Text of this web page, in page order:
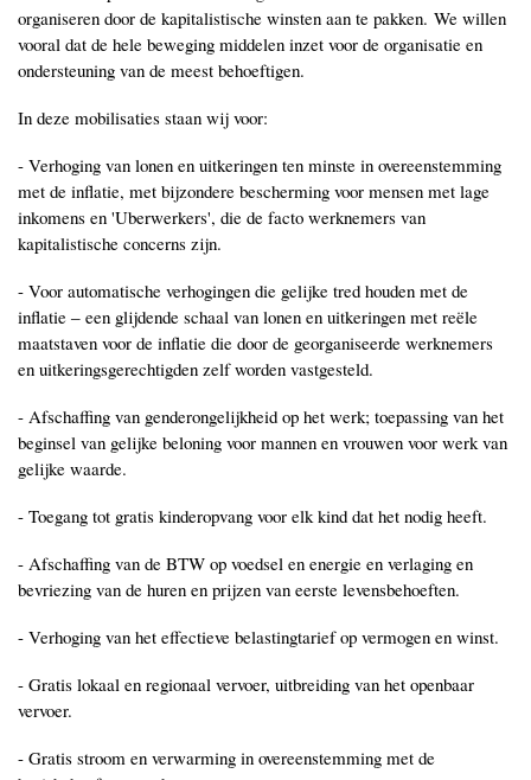
organiseren door de kapitalistische winsten aan te pakken. We willen
vooral dat de hele beweging middelen inzet voor de organisatie en
ondersteuning van de meest behoeftigen.
In deze mobilisaties staan wij voor:
- Verhoging van lonen en uitkeringen ten minste in overeenstemming
met de inflatie, met bijzondere bescherming voor mensen met lage
inkomens en 'Uberwerkers', die de facto werknemers van
kapitalistische concerns zijn.
- Voor automatische verhogingen die gelijke tred houden met de
inflatie ‒ een glijdende schaal van lonen en uitkeringen met reële
maatstaven voor de inflatie die door de georganiseerde werknemers
en uitkeringsgerechtigden zelf worden vastgesteld.
- Afschaffing van genderongelijkheid op het werk; toepassing van het
beginsel van gelijke beloning voor mannen en vrouwen voor werk van
gelijke waarde.
- Toegang tot gratis kinderopvang voor elk kind dat het nodig heeft.
- Afschaffing van de BTW op voedsel en energie en verlaging en
bevriezing van de huren en prijzen van eerste levensbehoeften.
- Verhoging van het effectieve belastingtarief op vermogen en winst.
- Gratis lokaal en regionaal vervoer, uitbreiding van het openbaar
vervoer.
- Gratis stroom en verwarming in overeenstemming met de